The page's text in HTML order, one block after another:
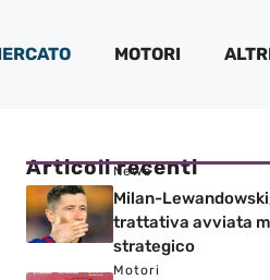
MOTORI
Articoli recenti
News
Milan-
trattativa avviata
strategico
Motori